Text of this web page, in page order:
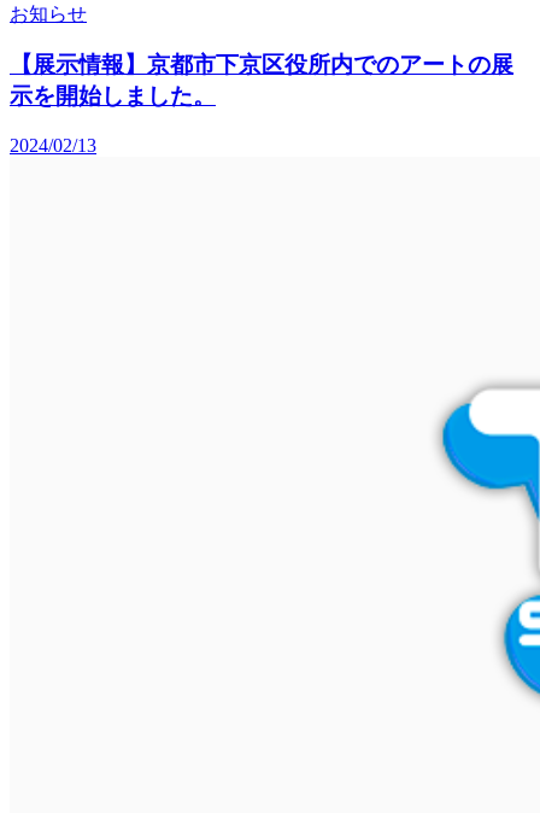
お知らせ
【展示情報】京都市下京区役所内でのアートの展
示を開始しました。
2024/02/13